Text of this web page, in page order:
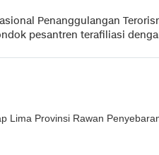
Penanggulangan
pesantren terafiliasi
Lima Provinsi Rawan